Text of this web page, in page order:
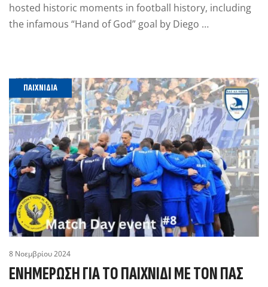
hosted historic moments in football history, including
the infamous “Hand of God” goal by Diego …
ΠΑΙΧΝΊΔΙΑ
8 Νοεμβρίου 2024
ΕΝΗΜΈΡΩΣΗ ΓΙΑ ΤΟ ΠΑΙΧΝΊΔΙ ΜΕ ΤΟΝ ΠΑΣ